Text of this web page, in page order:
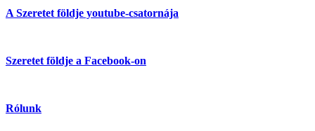
A Szeretet földje youtube-csatornája
Szeretet földje a Facebook-on
Rólunk